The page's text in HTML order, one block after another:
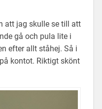
att jag skulle se till att
gå och pula lite i
efter allt ståhej. Så i
kontot. Riktigt skönt